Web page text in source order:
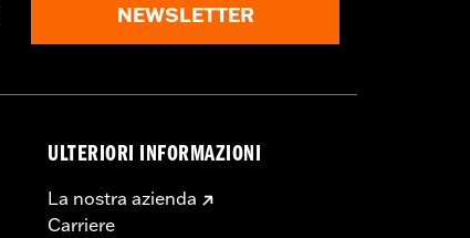
NEWSLETTER
ULTERIORI INFORMAZIONI
La nostra azienda
Carriere